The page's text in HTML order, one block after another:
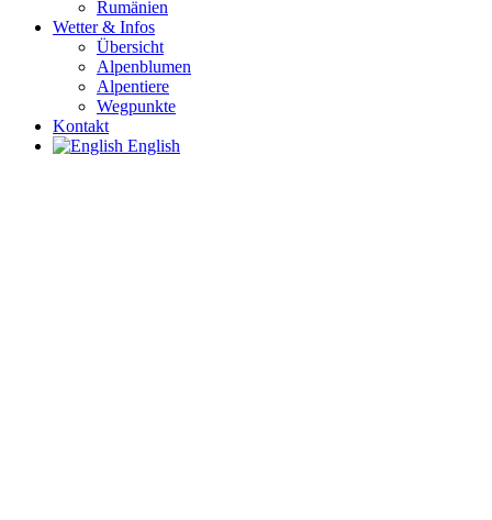
Rumänien
Wetter & Infos
Übersicht
Alpenblumen
Alpentiere
Wegpunkte
Kontakt
English